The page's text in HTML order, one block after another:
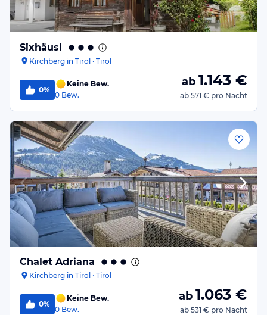
Sixhäusl
Kirchberg in Tirol · Tirol
0%
Keine Bew.
0 Bew.
ab 1.143 €
ab 571 € pro Nacht
Chalet Adriana
Kirchberg in Tirol · Tirol
0%
Keine Bew.
0 Bew.
ab 1.063 €
ab 531 € pro Nacht